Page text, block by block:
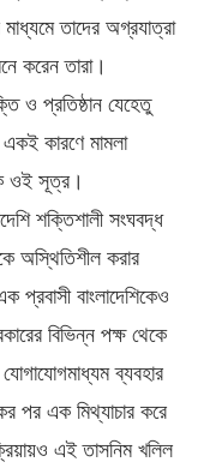
তাদের অগ্রযাত্রা
করেন তারা।
ও প্রতিষ্ঠান যেহেতু
কারণে মামলা
ওই সূত্র।
শক্তিশালী সংঘবদ্ধ
অস্থিতিশীল করার
প্রবাসী বাংলাদেশিকেও
বিভিন্ন পক্ষ থেকে
ব্যবহার
পর এক মিথ্যাচার করে
এই তাসনিম খলিল